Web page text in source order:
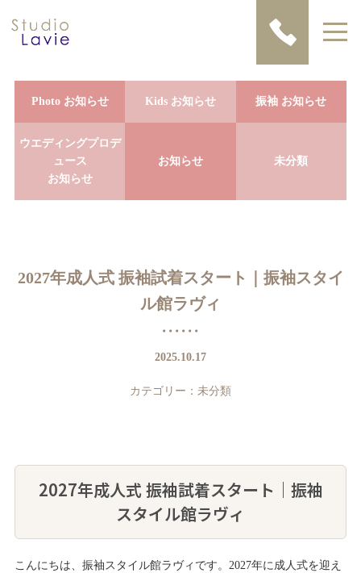
Photo お知らせ Kids お知らせ 振袖 お知らせ
ウエディングプロデ
ュース
お知らせ
お知らせ 未分類
2027年成人式 振袖試着スタート｜振袖スタイ
ル館ラヴィ
2025.10.17
カテゴリー： 未分類
2027年成人式 振袖試着スタート｜振袖
スタイル館ラヴィ
こんにちは、振袖スタイル館ラヴィです。2027年に成人式を迎え